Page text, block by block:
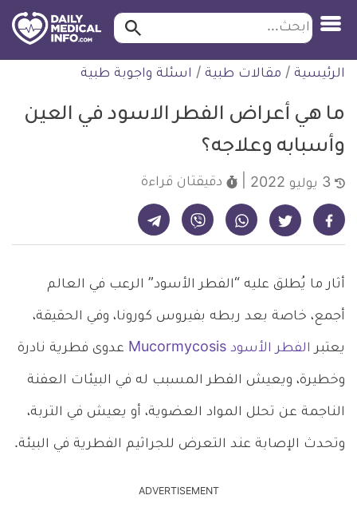
التخطي
للمحتوى
طبية
ابحث ابحث…
الرئيسية / مقالات طبية / اسئلة واجوبة طبية
ما هي أعراض الفطر الاسود في العين
وأسبابه وعلاجه؟
دقيقتان قراءة
شارك على فيسبوك - ديلي ميديكال انفو شارك على تويتر - ديلي ميديكال انفو شارك على واتساب - ديلي ميديكال انفو شارك على فايبر - ديلي ميديكال انفو شارك على تيليجرام - ديلي ميديكال انفو
أثار ما يُطلق عليه “الفطر الأسود” الرعب في العالم
أجمع، خاصة بعد ربطه بفيروس كورونا، وفي الحقيقة،
يعتبر الفطر الأسود Mucormycosis عدوى فطرية نادرة
وخطيرة، ويعيش الفطر المسبب له في البيئات العفنة
الناجمة عن تحلل المواد العضوية، أو يعيش في التربة،
وتحدث الإصابة عند التعرض للجراثيم الفطرية في البيئة.
ADVERTISEMENT